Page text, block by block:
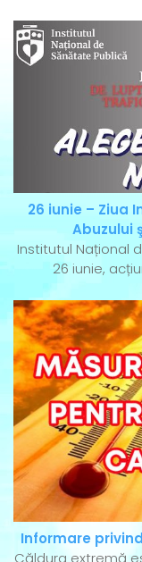
26 iunie – Ziua
Abuzului
Institutul Național
26 iunie,
Informare
Căldura extremă